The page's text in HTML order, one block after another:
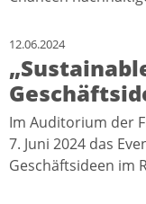
12.06.2024
Im Auditorium der
7. Juni 2024 das
Geschäftsideen im